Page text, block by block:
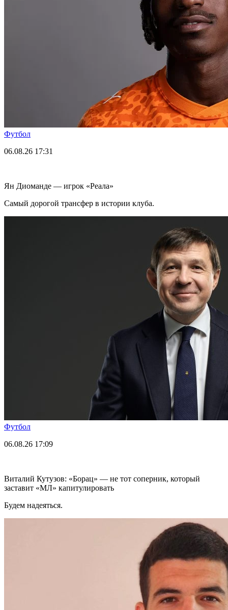
Футбол
06.08.26 17:31
Ян Диоманде — игрок «Реала»
Самый дорогой трансфер в истории клуба.
Футбол
06.08.26 17:09
Виталий Кутузов: «Борац» — не тот соперник, который
заставит «МЛ» капитулировать
Будем надеяться.